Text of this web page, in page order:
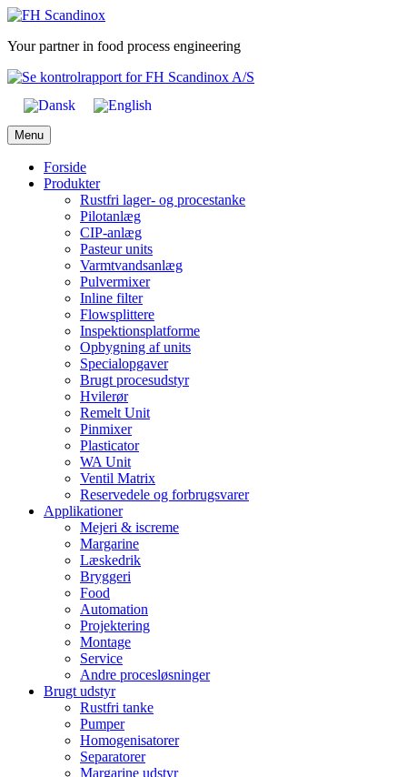
Skip
content
Your partner in food process engineering
Menu
Forside
Produkter
Rustfri lager- og procestanke
Pilotanlæg
CIP-anlæg
Pasteur units
Varmtvandsanlæg
Pulvermixer
Inline filter
Flowsplittere
Inspektionsplatforme
Opbygning af units
Specialopgaver
Brugt procesudstyr
Hvilerør
Remelt Unit
Pinmixer
Plasticator
WA Unit
Ventil Matrix
Reservedele og forbrugsvarer
Applikationer
Mejeri & iscreme
Margarine
Læskedrik
Bryggeri
Food
Automation
Projektering
Montage
Service
Andre procesløsninger
Brugt udstyr
Rustfri tanke
Pumper
Homogenisatorer
Separatorer
Margarine udstyr